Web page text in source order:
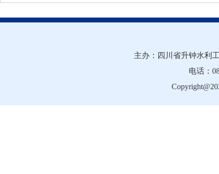
主办：四川省升钟水
电话：